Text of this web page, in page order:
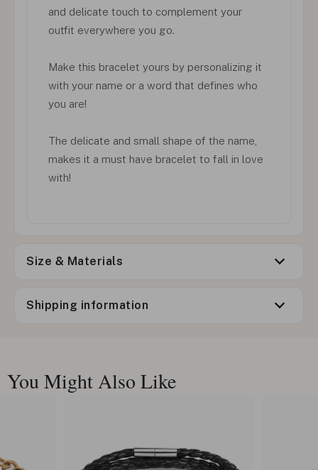
and delicate touch to complement your
outfit everywhere you go.
Make this bracelet yours by personalizing it
with your name or a word that defines who
you are!
The delicate and small shape of the name,
makes it a must have bracelet to fall in love
with!
Size & Materials
Shipping information
You Might Also Like